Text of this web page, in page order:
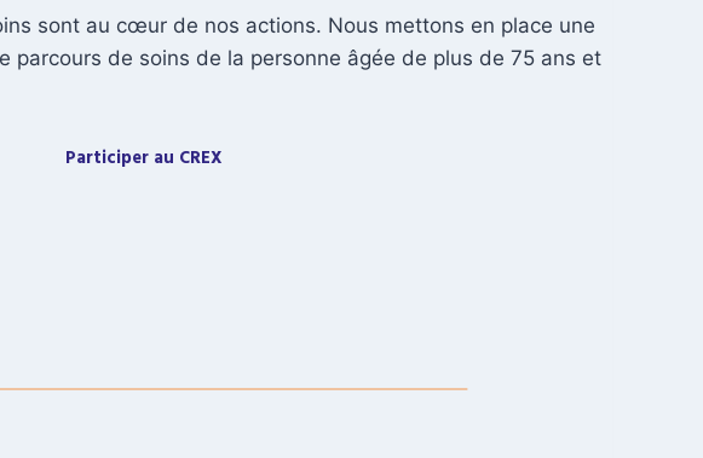
sont au cœur de nos actions. Nous mettons en place une
parcours de soins de la personne âgée de plus de 75 ans et
Participer au CREX